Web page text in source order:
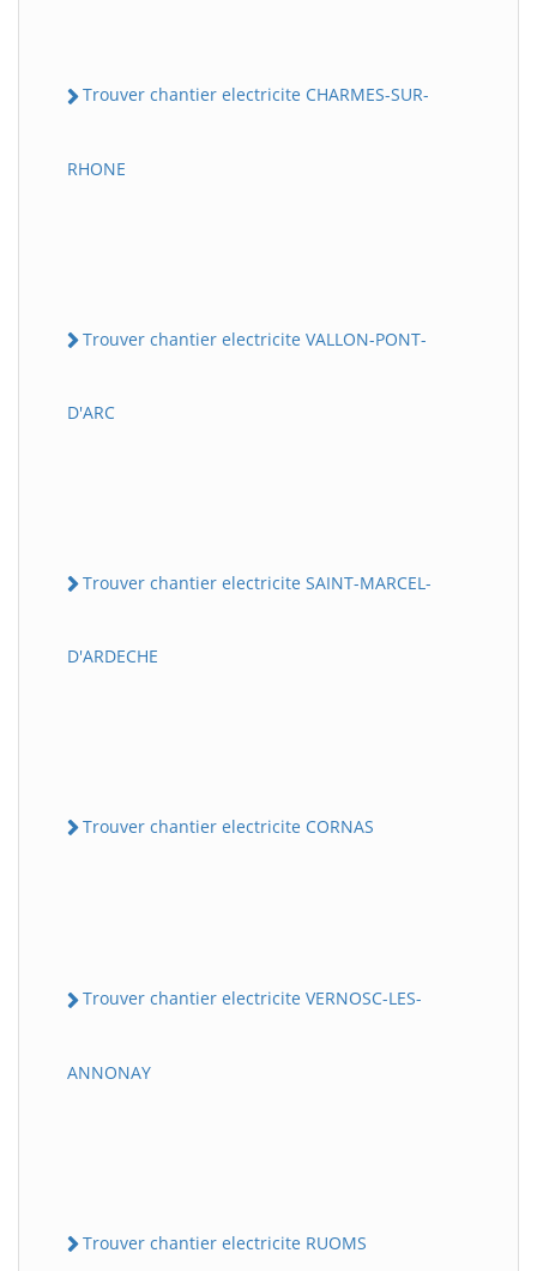
Trouver chantier electricite CHARMES-SUR-
RHONE
Trouver chantier electricite VALLON-PONT-
D'ARC
Trouver chantier electricite SAINT-MARCEL-
D'ARDECHE
Trouver chantier electricite CORNAS
Trouver chantier electricite VERNOSC-LES-
ANNONAY
Trouver chantier electricite RUOMS